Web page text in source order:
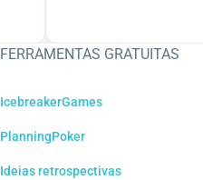
FERRAMENTAS GRATUITAS
IcebreakerGames
PlanningPoker
Ideias retrospectivas